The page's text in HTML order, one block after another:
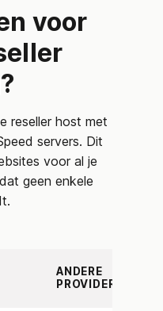
voor
reseller host met
servers. Dit
voor al je
geen enkele
ANDERE
PROVIDERS